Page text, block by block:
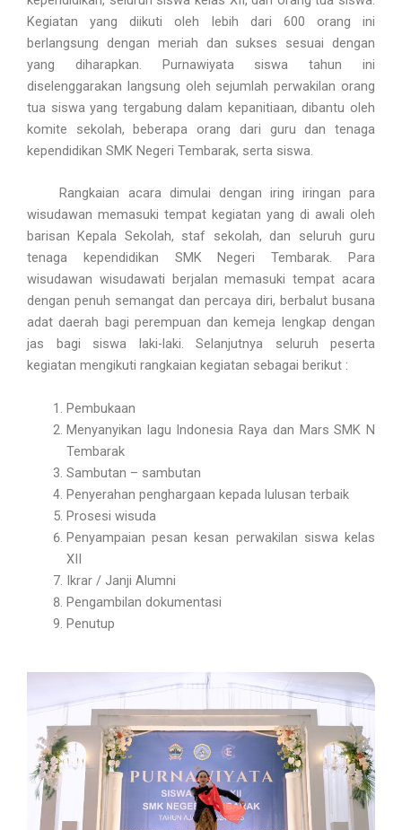
Kegiatan yang diikuti oleh lebih dari 600 orang ini
berlangsung dengan meriah dan sukses sesuai dengan
yang diharapkan. Purnawiyata siswa tahun ini
diselenggarakan langsung oleh sejumlah perwakilan orang
tua siswa yang tergabung dalam kepanitiaan, dibantu oleh
komite sekolah, beberapa orang dari guru dan tenaga
kependidikan SMK Negeri Tembarak, serta siswa.
Rangkaian acara dimulai dengan iring iringan para
wisudawan memasuki tempat kegiatan yang di awali oleh
barisan Kepala Sekolah, staf sekolah, dan seluruh guru
tenaga kependidikan SMK Negeri Tembarak. Para
wisudawan wisudawati berjalan memasuki tempat acara
dengan penuh semangat dan percaya diri, berbalut busana
adat daerah bagi perempuan dan kemeja lengkap dengan
jas bagi siswa laki-laki. Selanjutnya seluruh peserta
kegiatan mengikuti rangkaian kegiatan sebagai berikut :
Pembukaan
Menyanyikan lagu Indonesia Raya dan Mars SMK N
Tembarak
Sambutan – sambutan
Penyerahan penghargaan kepada lulusan terbaik
Prosesi wisuda
Penyampaian pesan kesan perwakilan siswa kelas
XII
Ikrar / Janji Alumni
Pengambilan dokumentasi
Penutup